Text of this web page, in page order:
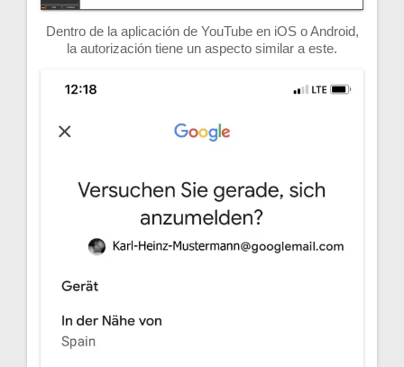
Dentro de la aplicación de YouTube en iOS o Android,
la autorización tiene un aspecto similar a este.